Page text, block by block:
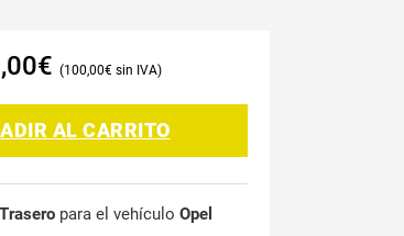
€ 100,00€
AL CARRITO
para el vehículo Opel